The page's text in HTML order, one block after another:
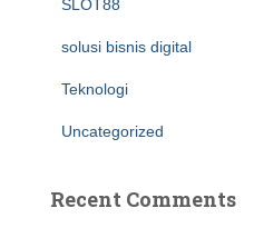
SLOT88
solusi bisnis digital
Teknologi
Uncategorized
Recent Comments